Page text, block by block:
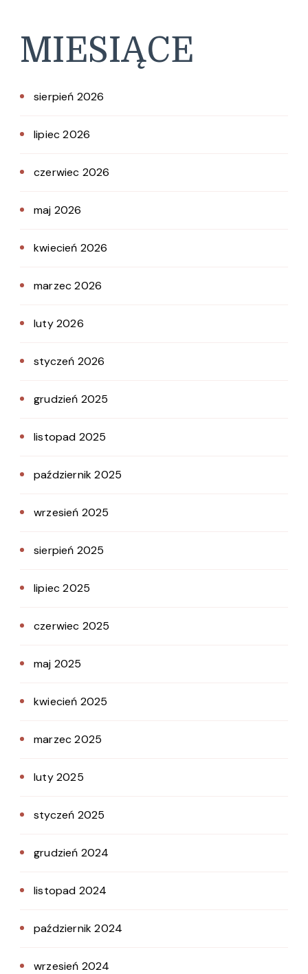
MIESIĄCE
sierpień 2026
lipiec 2026
czerwiec 2026
maj 2026
kwiecień 2026
marzec 2026
luty 2026
styczeń 2026
grudzień 2025
listopad 2025
październik 2025
wrzesień 2025
sierpień 2025
lipiec 2025
czerwiec 2025
maj 2025
kwiecień 2025
marzec 2025
luty 2025
styczeń 2025
grudzień 2024
listopad 2024
październik 2024
wrzesień 2024